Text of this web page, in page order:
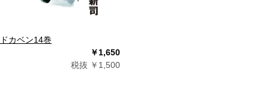
ドカベン14巻
￥1,650
税抜 ￥1,500